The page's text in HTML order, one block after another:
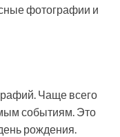
фотографии и
Чаще всего
событиям. Это
рождения.